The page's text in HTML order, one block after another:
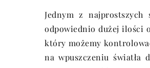
Jednym z
odpowiednio dużej ilości
który możemy
na wpuszczeniu światła